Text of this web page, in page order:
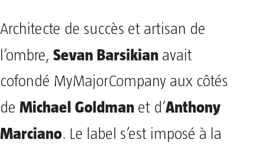
Architecte de succès et artisan de
l’ombre, Sevan Barsikian avait
cofondé MyMajorCompany aux côtés
de Michael Goldman et d’Anthony
Marciano. Le label s’est imposé à la